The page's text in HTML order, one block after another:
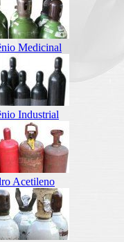
Medicinal
Industrial
Acetileno